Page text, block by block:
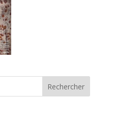
Rechercher